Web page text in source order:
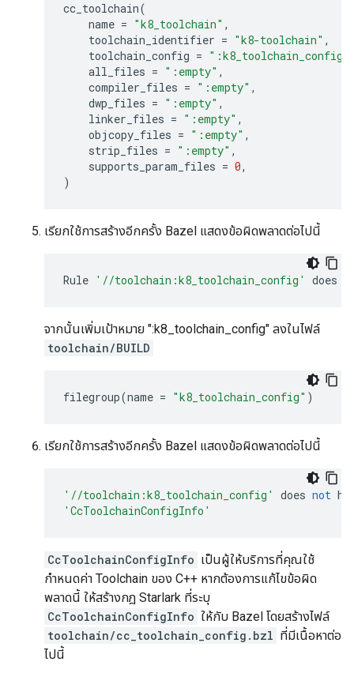
cc_toolchain(
name = "k8_toolchain" ,
toolchain_identifier = "k8-toolchain" ,
toolchain_config = ":k8_toolchain_config"
all_files = ":empty" ,
compiler_files = ":empty" ,
dwp_files = ":empty" ,
linker_files = ":empty" ,
objcopy_files = ":empty" ,
strip_files = ":empty" ,
supports_param_files = 0,
)
เรียกใช้การสร้างอีกครั้ง Bazel แสดงข้อผิดพลาดต่อไปนี้
Rule '//toolchain:k8_toolchain_config' does
จากนั้นเพิ่มเป้าหมาย ":k8_toolchain_config" ลงในไฟล์
toolchain/BUILD
filegroup(name = "k8_toolchain_config" )
เรียกใช้การสร้างอีกครั้ง Bazel แสดงข้อผิดพลาดต่อไปนี้
'//toolchain:k8_toolchain_config' does not
'CcToolchainConfigInfo'
CcToolchainConfigInfo เป็นผู้ให้บริการที่คุณใช้
กำหนดค่า Toolchain ของ C++ หากต้องการแก้ไขข้อผิด
พลาดนี้ ให้สร้างกฎ Starlark ที่ระบุ
CcToolchainConfigInfo ให้กับ Bazel โดยสร้างไฟล์
toolchain/cc_toolchain_config.bzl ที่มีเนื้อหาต่อ
ไปนี้